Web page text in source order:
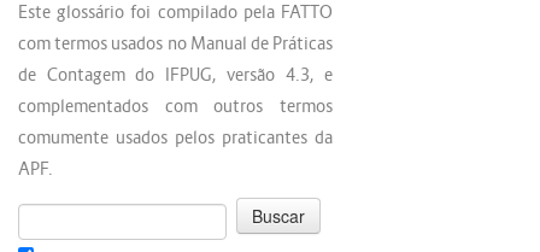
Este glossário foi compilado pela FATTO
com termos usados no Manual de Práticas
de Contagem do IFPUG, versão 4.3, e
complementados com outros termos
comumente usados pelos praticantes da
APF.